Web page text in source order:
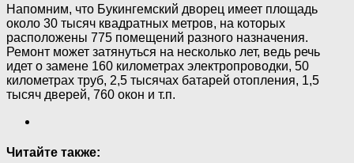
Напомним, что Букингемский дворец имеет площадь
около 30 тысяч квадратных метров, на которых
расположены 775 помещений разного назначения.
Ремонт может затянуться на несколько лет, ведь речь
идет о замене 160 километрах электропроводки, 50
километрах труб, 2,5 тысячах батарей отопления, 1,5
тысяч дверей, 760 окон и т.п.
Читайте также: